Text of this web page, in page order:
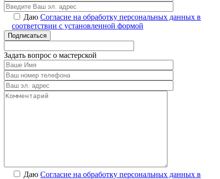
Даю Согласие на обработку персональных данных в
соответствии с установленной формой
Подписаться
Задать вопрос о мастерской
Даю Согласие на обработку персональных данных в